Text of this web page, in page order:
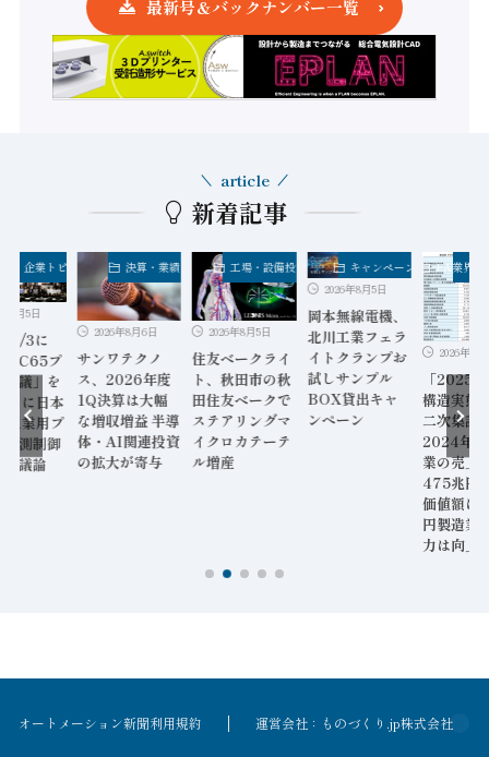
最新号＆バックナンバー一覧
新着記事
article
・企業トピックス
8月5日
7/3に
TC65プ
議」を
りに日本
工業用プ
計測制御
議論
決算・業績
2026年8月6日
サンワテクノ
ス、2026年度
1Q決算は大幅
な増収増益 半導
体・AI関連投資
の拡大が寄与
工場・設備投資
2026年8月5日
住友ベークライ
ト、秋田市の秋
田住友ベークで
ステアリングマ
イクロカテーテ
ル増産
キャンペーン
2026年8月5日
岡本無線電機、
北川工業フェラ
イトクランプお
試しサンプル
BOX貸出キャ
ンペーン
FA業界・
2026年8
「2025
構造実態
二次集計
2024年
業の売上
475兆円
価値額は
円製造業
力は向上
オートメーション新聞利用規約 運営会社：ものづくり.jp株式会社